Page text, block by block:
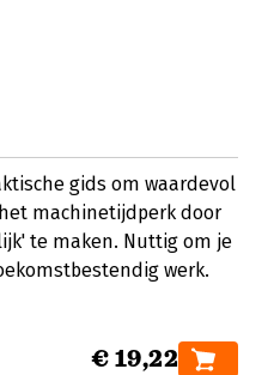
gids om waardevol
machinetijdperk door
te maken. Nuttig om je
werk.
€ 19,22